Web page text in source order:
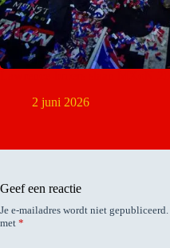
2 juni 2026
Geef een reactie
Je e-mailadres wordt niet gepubliceerd.
met *